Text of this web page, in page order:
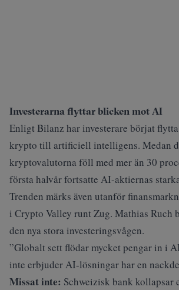
Investerarna flyttar blicken mot AI
Enligt Bilanz har investerare börjat
krypto till artificiell intelligens. Medan
kryptovalutorna föll med mer än 30
första halvår fortsatte AI-aktiernas
Trenden märks även utanför
i Crypto Valley runt Zug. Mathias Ruch
den nya stora investeringsvågen.
”Globalt sett flödar mycket pengar in i
inte erbjuder AI-lösningar har en
Missat inte: Schweizisk bank kollapsar